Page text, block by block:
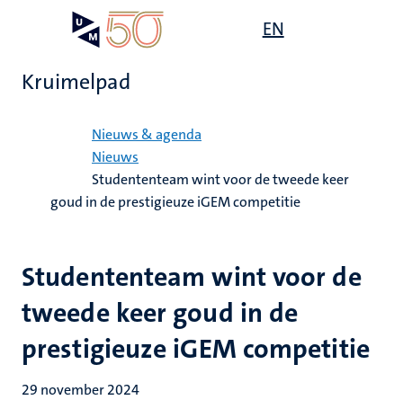
EN
Kruimelpad
Nieuws & agenda
Nieuws
Studententeam wint voor de tweede keer
goud in de prestigieuze iGEM competitie
Studententeam wint voor de
tweede keer goud in de
prestigieuze iGEM competitie
29 november 2024